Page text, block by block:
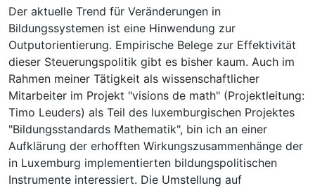
Der aktuelle Trend für Veränderungen in
Bildungssystemen ist eine Hinwendung zur
Outputorientierung. Empirische Belege zur Effektivität
dieser Steuerungspolitik gibt es bisher kaum. Auch im
Rahmen meiner Tätigkeit als wissenschaftlicher
Mitarbeiter im Projekt "visions de math" (Projektleitung:
Timo Leuders) als Teil des luxemburgischen Projektes
"Bildungsstandards Mathematik", bin ich an einer
Aufklärung der erhofften Wirkungszusammenhänge der
in Luxemburg implementierten bildungspolitischen
Instrumente interessiert. Die Umstellung auf